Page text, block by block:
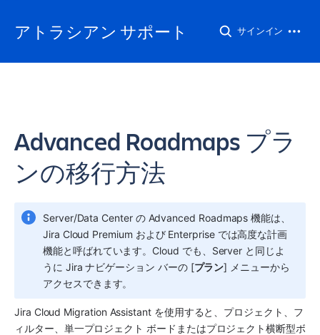
アトラシアン サポート サインイン
Advanced Roadmaps プラ
ンの移行方法
Server/Data Center の Advanced Roadmaps 機能は、
Jira Cloud Premium および Enterprise では高度な計画
機能と呼ばれています。Cloud でも、Server と同じよ
うに Jira ナビゲーション バーの [プラン] メニューから
アクセスできます。
Jira Cloud Migration Assistant を使用すると、プロジェクト、フ
ィルター、単一プロジェクト ボードまたはプロジェクト横断型ボ